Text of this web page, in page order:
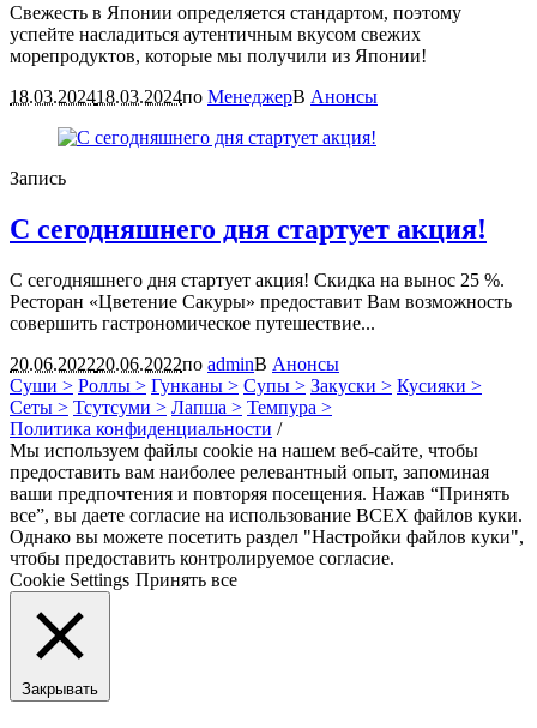
Свежесть в Японии определяется стандартом, поэтому
успейте насладиться аутентичным вкусом свежих
морепродуктов, которые мы получили из Японии!
18.03.202418.03.2024по МенеджерВ Анонсы
Запись
С сегодняшнего дня стартует акция!
С сегодняшнего дня стартует акция! Скидка на вынос 25 %.
Ресторан «Цветение Сакуры» предоставит Вам возможность
совершить гастрономическое путешествие...
20.06.202220.06.2022по adminВ Анонсы
Суши > Роллы > Гунканы > Супы > Закуски > Кусияки >
Сеты > Тсутсуми > Лапша > Темпура >
Политика конфиденциальности /
Мы используем файлы cookie на нашем веб-сайте, чтобы
предоставить вам наиболее релевантный опыт, запоминая
ваши предпочтения и повторяя посещения. Нажав “Принять
все”, вы даете согласие на использование ВСЕХ файлов куки.
Однако вы можете посетить раздел "Настройки файлов куки",
чтобы предоставить контролируемое согласие.
Cookie Settings Принять все
Закрывать